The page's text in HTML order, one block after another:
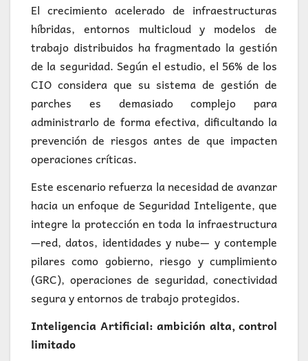
El crecimiento acelerado de infraestructuras
híbridas, entornos multicloud y modelos de
trabajo distribuidos ha fragmentado la gestión
de la seguridad. Según el estudio, el 56% de los
CIO considera que su sistema de gestión de
parches es demasiado complejo para
administrarlo de forma efectiva, dificultando la
prevención de riesgos antes de que impacten
operaciones críticas.
Este escenario refuerza la necesidad de avanzar
hacia un enfoque de Seguridad Inteligente, que
integre la protección en toda la infraestructura
—red, datos, identidades y nube— y contemple
pilares como gobierno, riesgo y cumplimiento
(GRC), operaciones de seguridad, conectividad
segura y entornos de trabajo protegidos.
Inteligencia Artificial: ambición alta, control
limitado